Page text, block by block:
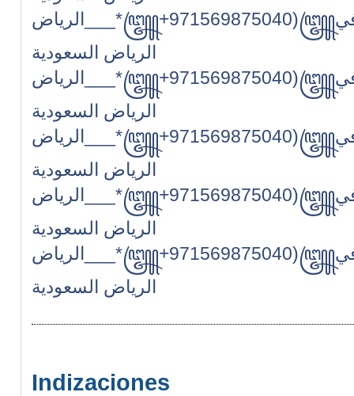
الرياض___*꧅+971569875040)꧅بيع حبوب سايتوتك للإجهاض في
الرياض السعودية
الرياض___*꧅+971569875040)꧅بيع حبوب سايتوتك للإجهاض في
الرياض السعودية
الرياض___*꧅+971569875040)꧅بيع حبوب سايتوتك للإجهاض في
الرياض السعودية
الرياض___*꧅+971569875040)꧅بيع حبوب سايتوتك للإجهاض في
الرياض السعودية
الرياض___*꧅+971569875040)꧅بيع حبوب سايتوتك للإجهاض في
الرياض السعودية
Indizaciones